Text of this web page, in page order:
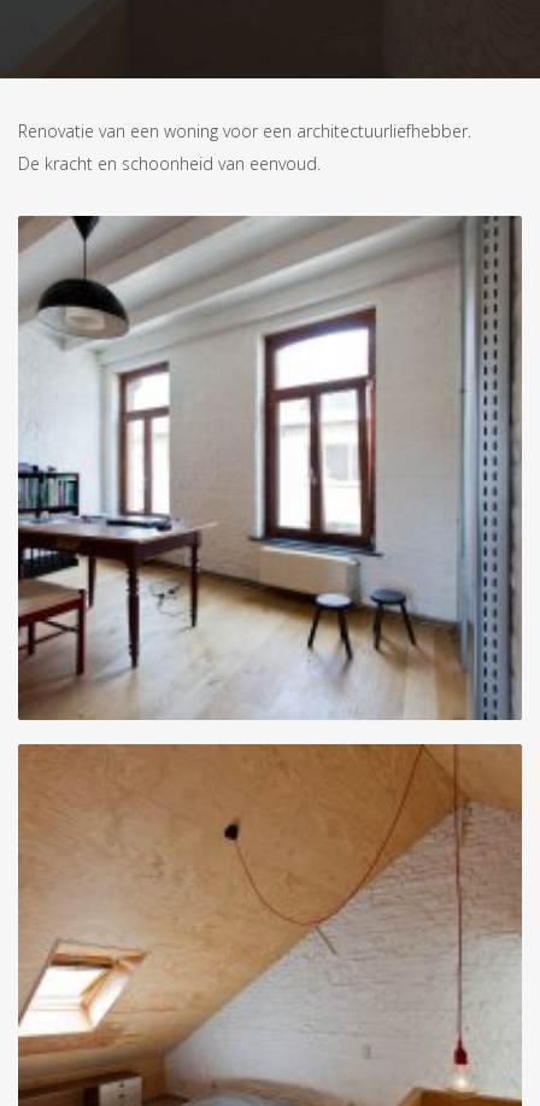
Renovatie van een woning voor een architectuurliefhebber.
De kracht en schoonheid van eenvoud.